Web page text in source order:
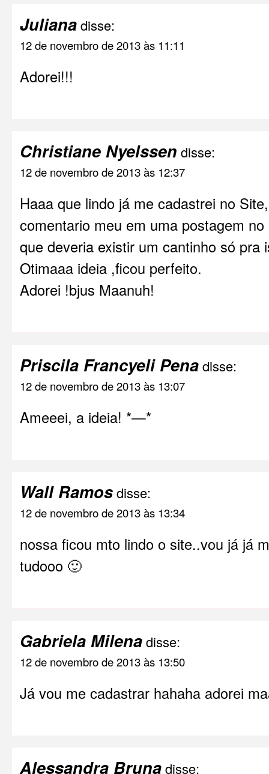
Julianadisse:
12 de novembro de 2013 às 11:11
Adorei!!!
Christiane Nyelssen disse:
12 de novembro de 2013 às 12:37
Haaa que lindo já me cadastrei no
comentario meu em uma postagem
que deveria existir um cantinho só pra
Otimaaa ideia ,ficou perfeito.
Adorei !bjus Maanuh!
Priscila Francyeli Penadisse:
12 de novembro de 2013 às 13:07
Ameeei, a ideia! *—*
Wall Ramosdisse:
12 de novembro de 2013 às 13:34
nossa ficou mto lindo o site..vou já já
tudooo 🙂
Gabriela Milenadisse:
12 de novembro de 2013 às 13:50
Já vou me cadastrar hahaha adorei
Alessandra Brunadisse: